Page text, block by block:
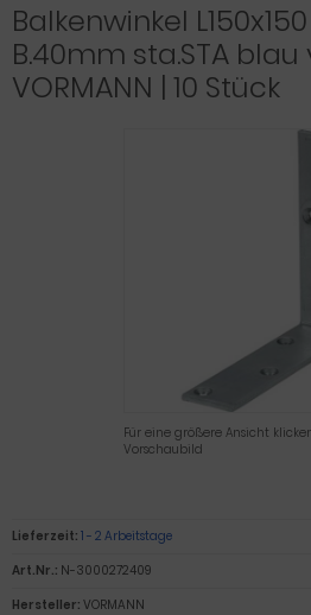
Balkenwinkel
B.40mm sta.STA blau
VORMANN | 10 Stück
Für eine größere Ansicht
Vorschaubild
Lieferzeit: 1 - 2 Arbeitstage
Art.Nr.: N-3000272409
Hersteller: VORMANN